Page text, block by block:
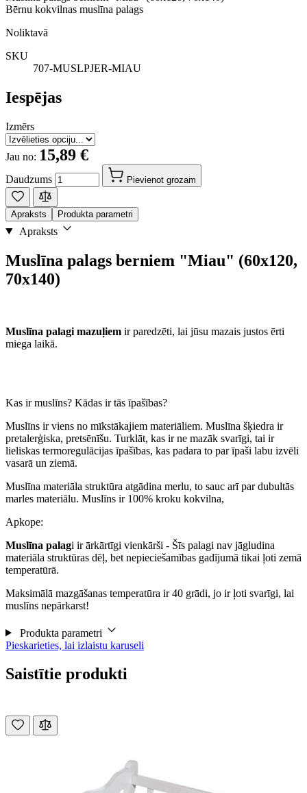
Bērnu kokvilnas muslīna palags
Noliktavā
SKU
707-MUSLPJER-MIAU
Iespējas
Izmērs
Jau no: 15,89 €
Daudzums Pievienot grozam
Apraksts Produkta parametri
Apraksts
Muslīna palags berniem "Miau" (60x120,
70x140)
Muslīna palagi mazuļiem ir paredzēti, lai jūsu mazais justos ērti
miega laikā.
Kas ir muslīns? Kādas ir tās īpašības?
Muslīns ir viens no mīkstākajiem materiāliem. Muslīna šķiedra ir
pretalerģiska, pretsēnīšu. Turklāt, kas ir ne mazāk svarīgi, tai ir
lieliskas termoregulācijas īpašības, kas padara to par īpaši labu izvēli
vasarā un ziemā.
Muslīna materiāla struktūra atgādina merlu, to sauc arī par dubultās
marles materiālu. Muslīns ir 100% kroku kokvilna,
Apkope:
Muslīna palagi ir ārkārtīgi vienkārši - Šīs palagi nav jāgludina
materiāla struktūras dēļ, bet nepieciešamības gadījumā tikai ļoti zemā
temperatūrā.
Maksimālā mazgāšanas temperatūra ir 40 grādi, jo ir ļoti svarīgi, lai
muslīns nepārkarst!
Produkta parametri
Pieskarieties, lai izlaistu karuseli
Saistītie produkti